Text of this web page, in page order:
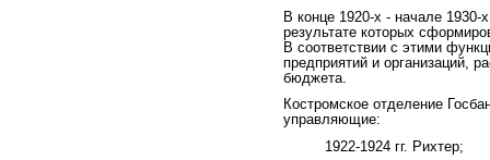
В конце 1920-х - начале
результате которых
В соответствии с этими
предприятий и организаций,
бюджета.
Костромское отделение
управляющие:
1922-1924 гг. Рихтер;